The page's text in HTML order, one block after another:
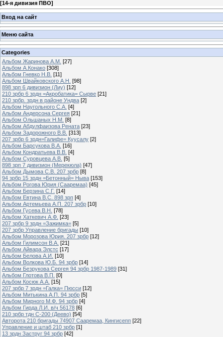
[14-я дивизия ПВО]
Вход на сайт
Меню сайта
Categories
Альбом Жаринова А.М. [27]
Альбом А.Конако [308]
Альбом Гневко Н.В. [11]
Альбом Швайковского А.Н. [98]
898 зрп 6 дивизион (Лиу) [12]
210 зрбр 6 зрдн =Акробатика= Сырве [21]
210 зрбр. зрдн в районе Ундва [2]
Альбом Наугольного С.А. [4]
Альбом Андерсона Сергея [21]
Альбом Ольшаных Н.М. [8]
Альбом Абдулфаизова Рената [23]
Альбом Задорожного В.В. [313]
207 зрбр 6 зрдн=Галифе= Куусалу [2]
Альбом Барсукова В.А. [16]
Альбом Кондратьева В.В. [4]
Альбом Суровцева А.В. [5]
898 зрп 7 дивизион (Мерекюла) [47]
Альбом Дымова С.В. 207 зрбр [8]
94 зрбр 15 зрдн =Бетонный= Ныва [153]
Альбом Рогова Юрия (Сааремаа) [45]
Альбом Берзина С.Г. [14]
Альбом Евтина В.С. 898 зрп [4]
Альбом Артемьева А.П. 207 зрбр [10]
Альбом Гусева В.Н. [78]
Альбом Хаткевич А.Ф. [23]
207 зрбр 9 зрдн =Зажимка= [5]
207 зрбр Управление бригады [10]
Альбом Морозова Юрия. 207 зрбр [12]
Альбом Гилимсон В.А. [21]
Альбом Айвара Элстс [17]
Альбом Белова А.И. [10]
Альбом Волкова Ю.Б. 94 зрбр [14]
Альбом Безрукова Сергея 94 зрбр 1987-1989 [31]
Альбом Глотова В.П. [0]
Альбом Косюк А.А. [15]
207 зрбр 7 зрдн =Галка= Пюсси [12]
Альбом Митькина А.П. 94 зрбр [5]
Альбом Мирного М.Ф. 94 зрбр [4]
Альбом Гирда Л.И. в/ч 56178 [6]
210 зрбр тдн С-200 (Деево) [54]
Авторота 210 бригады 74907 Сааремаа, Кингисепп [22]
Управление и штаб 210 зрбр [1]
13 зрдн Заструг 94 зрбр [42]